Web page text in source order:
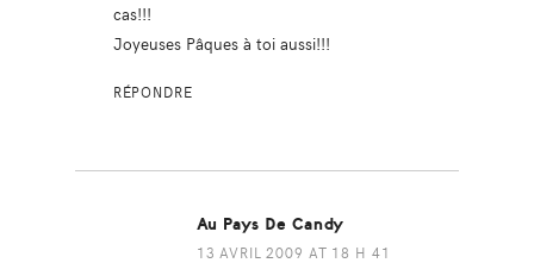
cas!!!
Joyeuses Pâques à toi aussi!!!
RÉPONDRE
Au Pays De Candy
13 AVRIL 2009 AT 18 H 41